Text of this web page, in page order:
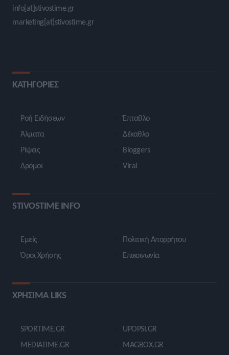
info[at]stivostime.gr
marketing[at]stivostime.gr
ΚΑΤΗΓΟΡΙΕΣ
Ροή Ειδήσεων
Άλματα
Ρίψεις
Δρόμοι
Έπταθλο
Δέκαθλο
Bloggers
Viral
STIVOSTIME INFO
Εμείς
Όροι Χρήσης
Πολιτική Απορρήτου
Επικοινωνία
ΧΡΗΣΙΜΑ LIKS
SPORTIME.GR
MEDIATIME.GR
UPOPSI.GR
MAGBOX.GR